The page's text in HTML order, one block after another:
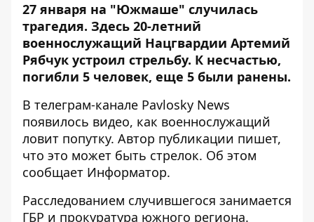
27 января на "Южмаше" случилась
трагедия. Здесь 20-летний
военнослужащий Нацгвардии Артемий
Рябчук устроил стрельбу. К несчастью,
погибли 5 человек, еще 5 были ранены.
В телеграм-канале Pavlosky News
появилось видео, как военнослужащий
ловит попутку. Автор публикации пишет,
что это может быть стрелок. Об этом
сообщает Информатор.
Расследованием случившегося занимается
ГБР и прокуратура южного региона.